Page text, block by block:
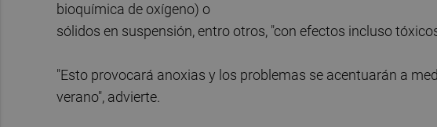
bioquímica de oxígeno​) o
sólidos en suspensión, entro otros, "con efectos incluso
"Esto​ provocará anoxias y los problemas se acentuarán a
verano", advierte.